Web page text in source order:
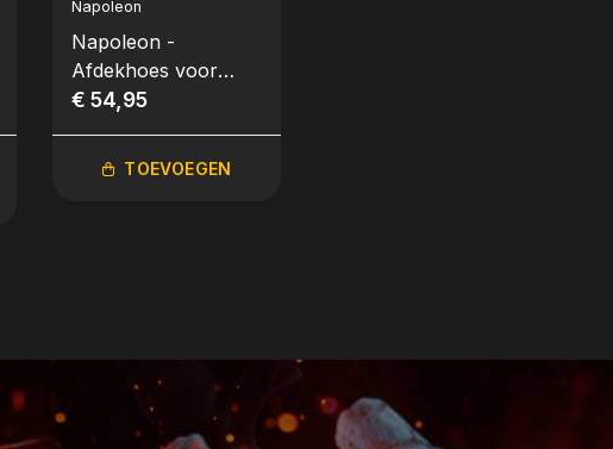
Napoleon
Napoleon -
Afdekhoes voor
Apollo® 22'' Smoker
€ 54,95
TOEVOEGEN